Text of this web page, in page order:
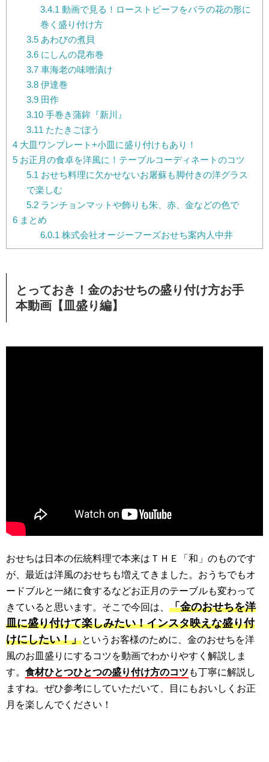
3.4.1 動画で見る！ローストビーフをバラの花の形に
巻く盛り付け方
3.5あわびの煮貝
3.6にしんの昆布巻
3.7車海老の味噌漬け
3.8伊達巻
3.9田作
3.10手巻き蒲鉾『新川』
3.11 たたきごぼう
4 大皿ワンプレート+小皿に盛り付けもあり！
5 お正月の食卓を洋風に！テーブルコーディネートのコツ
5.1 おせち料理に欠かせないお屠蘇も脚付きの洋グラス
で楽しむ
5.2ランチョンマットや飾りも朱、赤、金などの色で
6 まとめ
6.0.1 株式会社オージーフーズおせち案内人中井
とっておき！金のおせちの盛り付け方お手
本動画【皿盛り編】
おせちは日本の伝統料理で本来はＴＨＥ「和」のものです
が、最近は洋風のおせちも増えてきました。おうちでもオ
ードブルと一緒に食するなどお正月のテーブルも変わって
きていると思います。そこで今回は、 「金のおせちを洋
皿に盛り付けて楽しみたい！インスタ映えな盛り付
けにしたい！」というお客様のために、金のおせちを洋
風のお皿盛りにするコツを動画でわかりやすく解説しま
す。 食材ひとつひとつの盛り付け方のコツ も丁寧に解説し
ますね。ぜひ参考にしていただいて、目にもおいしくお正
月を楽しんでください！